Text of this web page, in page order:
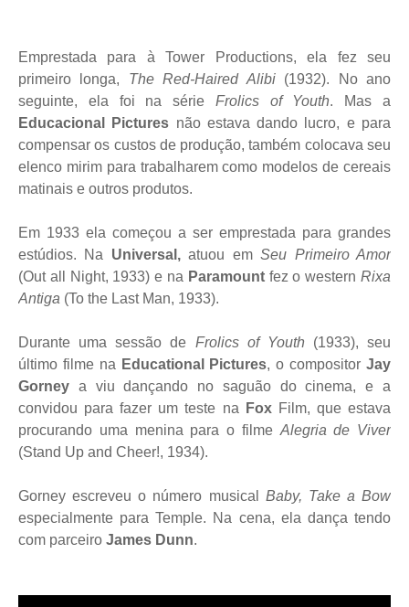
Emprestada para à Tower Productions, ela fez seu
primeiro longa, The Red-Haired Alibi(1932). No ano
seguinte, ela foi na série Frolics of Youth. Mas a
Educacional Pictures não estava dando lucro, e para
compensar os custos de produção, também colocava seu
elenco mirim para trabalharem como modelos de cereais
matinais e outros produtos.
Em 1933 ela começou a ser emprestada para grandes
estúdios. Na Universal,atuou emSeu Primeiro Amor
(Out all Night, 1933) e na Paramountfez o westernRixa
Antiga (To the Last Man, 1933).
Durante uma sessão de Frolics of Youth (1933), seu
último filme na Educational Pictures, o compositorJay
Gorney a viu dançando no saguão do cinema, e a
convidou para fazer um teste na FoxFilm, que estava
procurando uma menina para o filme Alegria de Viver
(Stand Up and Cheer!, 1934).
Gorney escreveu o número musical Baby, Take a Bow
especialmente para Temple. Na cena, ela dança tendo
com parceiro James Dunn.